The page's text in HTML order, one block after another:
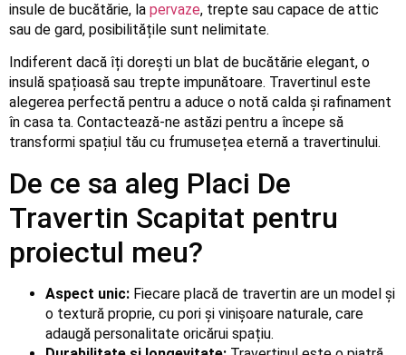
insule de bucătărie, la pervaze, trepte sau capace de attic
sau de gard, posibilitățile sunt nelimitate.
Indiferent dacă îți dorești un blat de bucătărie elegant, o
insulă spațioasă sau trepte impunătoare. Travertinul este
alegerea perfectă pentru a aduce o notă calda și rafinament
în casa ta. Contactează-ne astăzi pentru a începe să
transformi spațiul tău cu frumusețea eternă a travertinului.
De ce sa aleg Placi De
Travertin Scapitat pentru
proiectul meu?
Aspect unic: Fiecare placă de travertin are un model și
o textură proprie, cu pori și vinișoare naturale, care
adaugă personalitate oricărui spațiu.